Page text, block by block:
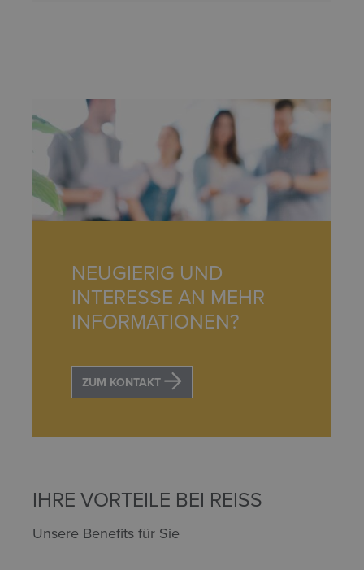
NEUGIERIG UND
INTERESSE AN MEHR
INFORMATIONEN?
ZUM KONTAKT
IHRE VORTEILE BEI REISS
Unsere Benefits für Sie